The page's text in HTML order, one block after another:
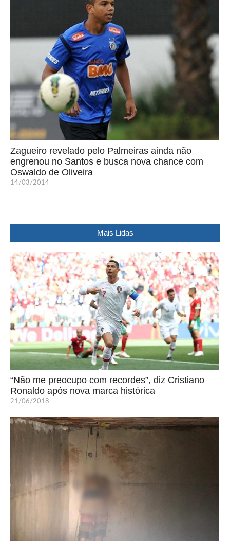
Zagueiro revelado pelo Palmeiras ainda não
engrenou no Santos e busca nova chance com
Oswaldo de Oliveira
14/03/2014
Mais Lidas
“Não me preocupo com recordes”, diz Cristiano
Ronaldo após nova marca histórica
21/06/2018